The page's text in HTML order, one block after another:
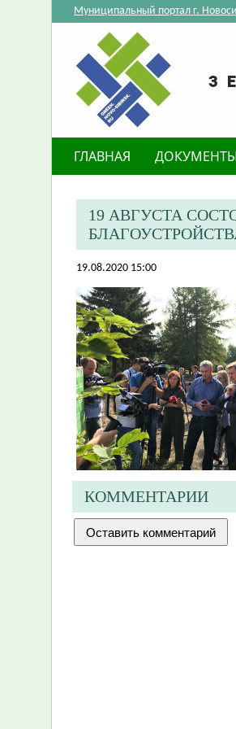
Муниципальный портал г.
ГЛАВНАЯ
19 АВГУСТА
19.08.2020 15:00
КОММЕНТАРИИ